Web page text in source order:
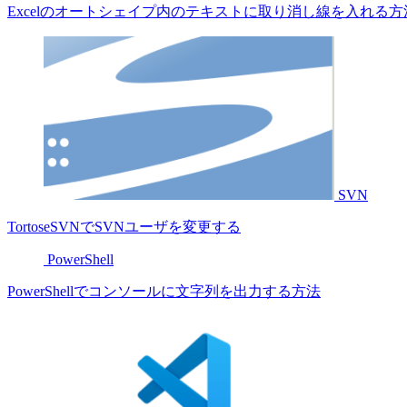
Excelのオートシェイプ内のテキストに取り消し線を入れる方
SVN
TortoseSVNでSVNユーザを変更する
PowerShell
PowerShellでコンソールに文字列を出力する方法